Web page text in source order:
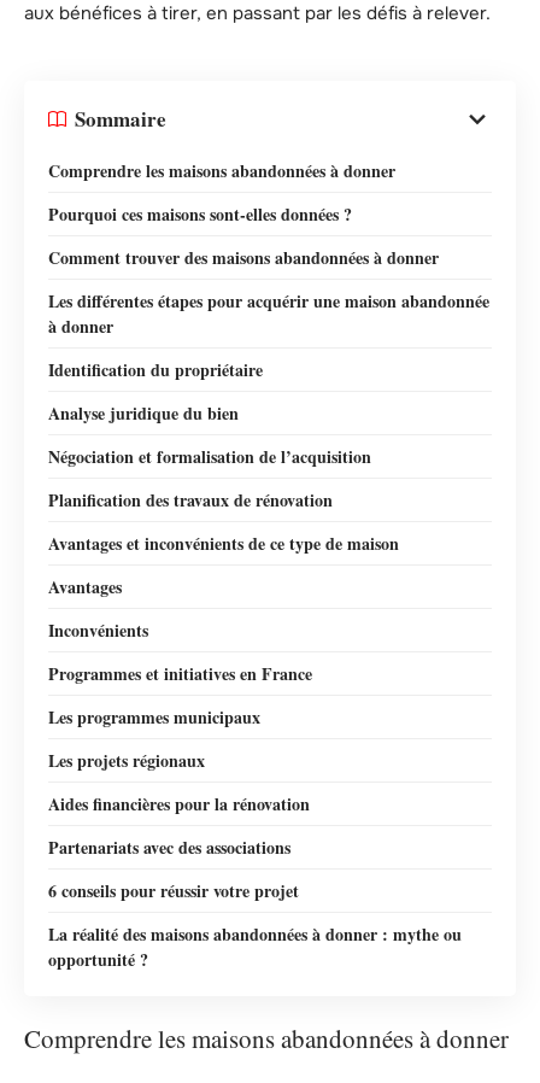
aux bénéfices à tirer, en passant par les défis à relever.
Sommaire
Comprendre les maisons abandonnées à donner
Pourquoi ces maisons sont-elles données ?
Comment trouver des maisons abandonnées à donner
Les différentes étapes pour acquérir une maison abandonnée
à donner
Identification du propriétaire
Analyse juridique du bien
Négociation et formalisation de l’acquisition
Planification des travaux de rénovation
Avantages et inconvénients de ce type de maison
Avantages
Inconvénients
Programmes et initiatives en France
Les programmes municipaux
Les projets régionaux
Aides financières pour la rénovation
Partenariats avec des associations
6 conseils pour réussir votre projet
La réalité des maisons abandonnées à donner : mythe ou
opportunité ?
Comprendre les maisons abandonnées à donner